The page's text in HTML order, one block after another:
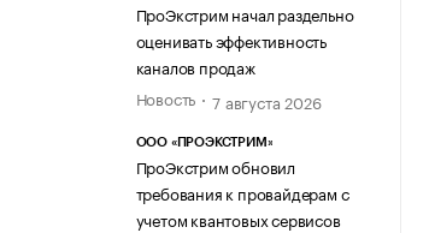
ПроЭкстрим начал раздельно
оценивать эффективность
каналов продаж
Новость
7 августа 2026
ООО «ПРОЭКСТРИМ»
ПроЭкстрим обновил
требования к провайдерам с
учетом квантовых сервисов